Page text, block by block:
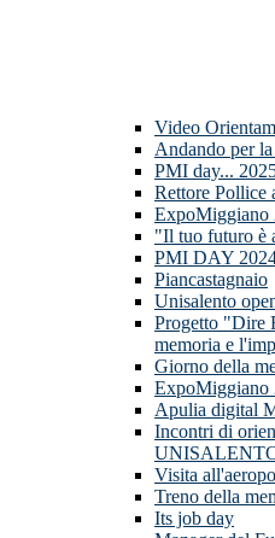
Video
Andando per
PMI day...
Rettore Pollice
ExpoMiggiano
"Il tuo futuro è
PMI DAY
Piancastagnaio
Unisalento
Progetto "Dire
memoria e
Giorno della
ExpoMiggiano
Apulia digital
Incontri di
Visita
Treno della
Its job day